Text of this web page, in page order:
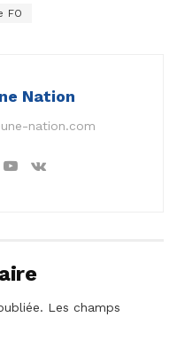
FO
Nation
nation.com
Les champs